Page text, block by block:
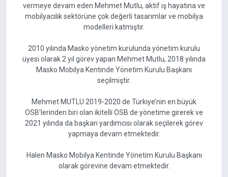
vermeye devam eden Mehmet Mutlu, aktif iş hayatına ve
mobilyacılık sektörüne çok değerli tasarımlar ve mobilya
modelleri katmıştır.
2010 yılında Masko yönetim kurulunda yönetim kurulu
üyesi olarak 2 yıl görev yapan Mehmet Mutlu, 2018 yılında
Masko Mobilya Kentinde Yönetim Kurulu Başkanı
seçilmiştir.
Mehmet MUTLU 2019-2020 de Türkiye’nin en büyük
OSB’lerinden biri olan ikitelli OSB de yönetime girerek ve
2021 yılında da başkan yardımcısı olarak seçilerek görev
yapmaya devam etmektedir.
Halen Masko Mobilya Kentinde Yönetim Kurulu Başkanı
olarak görevine devam etmektedir.